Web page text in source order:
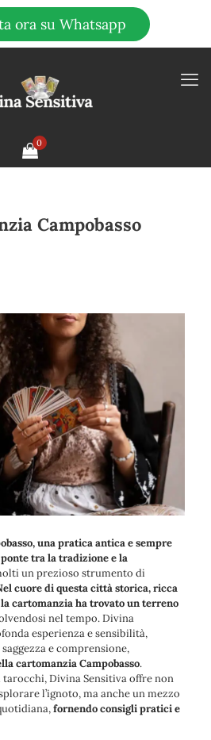
ora su Whatsapp
0
Campobasso
una pratica antica e sempre
tra la tradizione e la
un prezioso strumento di
cuore di questa città storica, ricca
cartomanzia ha trovato un terreno
nel tempo. Divina
esperienza e sensibilità,
e comprensione,
cartomanzia Campobasso.
Divina Sensitiva offre non
l’ignoto, ma anche un mezzo
fornendo consigli pratici e